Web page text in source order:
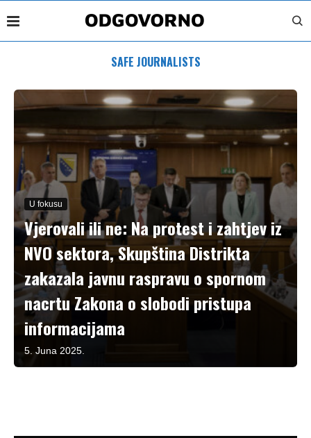
SAFE JOURNALISTS
U fokusu
Vjerovali ili ne: Na protest i zahtjev iz
NVO sektora, Skupština Distrikta
zakazala javnu raspravu o spornom
nacrtu Zakona o slobodi pristupa
informacijama
5. Juna 2025.